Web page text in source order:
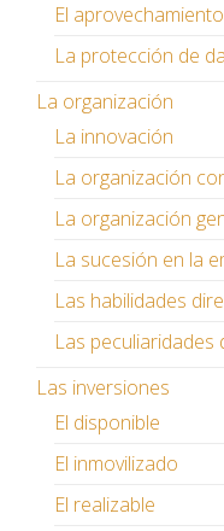
El
La protección de
La organización
La innovación
La organización
La organización
La sucesión en la
Las habilidades
Las peculiaridades
Las inversiones
El disponible
El inmovilizado
El realizable